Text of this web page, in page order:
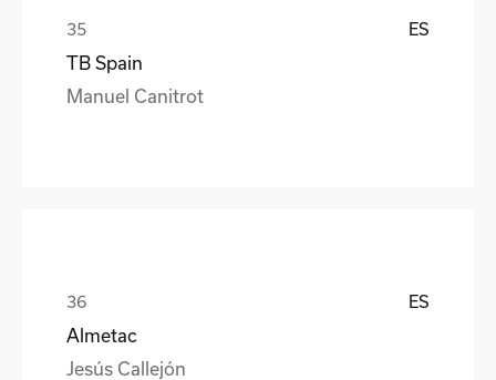
ES
TB Spain
Manuel Canitrot
ES
Almetac
Jesús Callejón